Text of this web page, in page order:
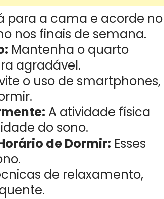
para a cama e acorde no
nos finais de semana.
Mantenha o quarto
agradável.
o uso de smartphones,
A atividade física
do sono.
de Dormir: Esses
de relaxamento,